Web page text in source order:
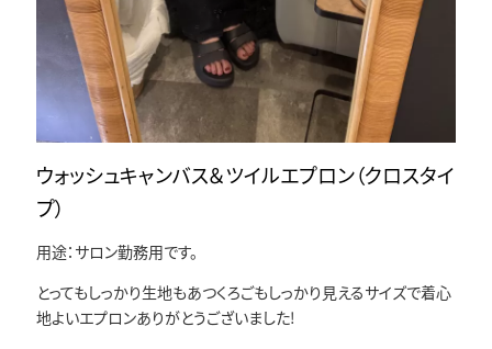
ウォッシュキャンバス＆ツイルエプロン（クロスタイ
プ）
用途：サロン勤務用です。
とってもしっかり生地もあつくろごもしっかり見えるサイズで着心
地よいエプロンありがとうございました!